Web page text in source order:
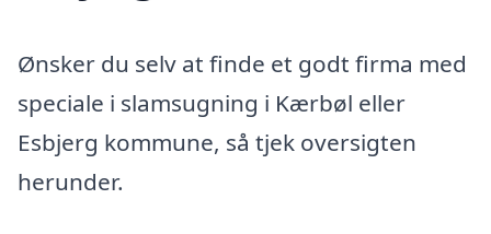
Ønsker du selv at finde et godt firma med
speciale i slamsugning i Kærbøl eller
Esbjerg kommune, så tjek oversigten
herunder.